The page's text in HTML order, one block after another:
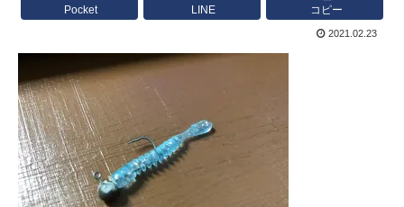
Pocket LINE コピー
2021.02.23